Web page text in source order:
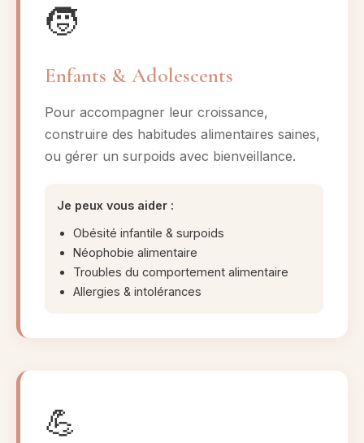
🧒
Enfants & Adolescents
Pour accompagner leur croissance,
construire des habitudes alimentaires saines,
ou gérer un surpoids avec bienveillance.
Je peux vous aider :
Obésité infantile & surpoids
Néophobie alimentaire
Troubles du comportement alimentaire
Allergies & intolérances
💪